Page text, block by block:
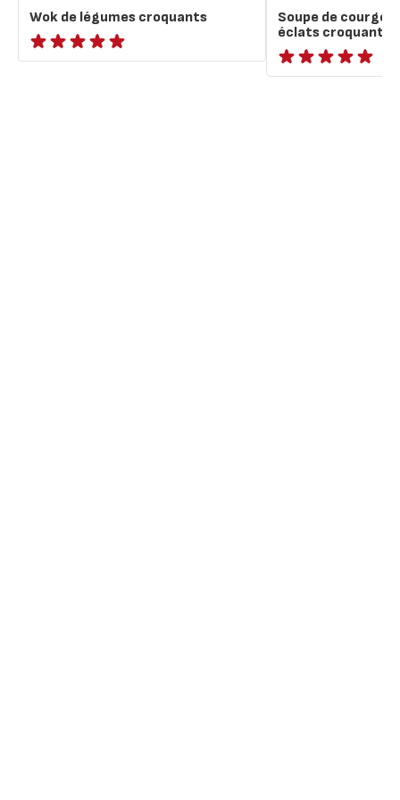
Wok de légumes croquants
ratings.NaN
Soupe de courge
éclats croquants
ratings.NaN